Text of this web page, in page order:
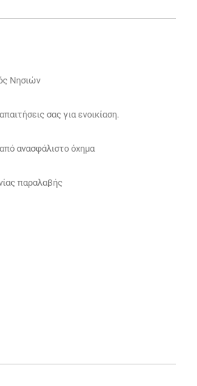
Νησιών
σας για ενοικίαση.
ανασφάλιστο όχημα
παραλαβής